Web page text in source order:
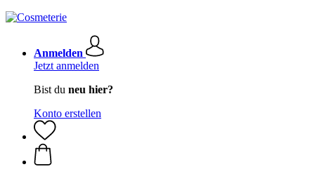
Anmelden
Jetzt anmelden
Bist du neu hier?
Konto erstellen